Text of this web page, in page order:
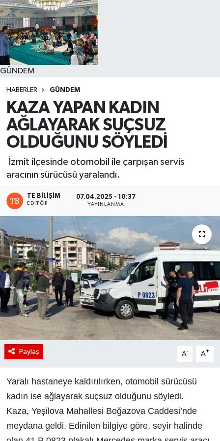
GÜNDEM
HABERLER GÜNDEM
KAZA YAPAN KADIN
AĞLAYARAK SUÇSUZ
OLDUĞUNU SÖYLEDİ
İzmit ilçesinde otomobil ile çarpışan servis
aracının sürücüsü yaralandı.
TE BILIŞIM
EDITÖR
07.04.2025 - 10:37
YAYINLANMA
Paylaş A- A+
Yaralı hastaneye kaldırılırken, otomobil sürücüsü
kadın ise ağlayarak suçsuz olduğunu söyledi.
Kaza, Yeşilova Mahallesi Boğazova Caddesi’nde
meydana geldi. Edinilen bilgiye göre, seyir halinde